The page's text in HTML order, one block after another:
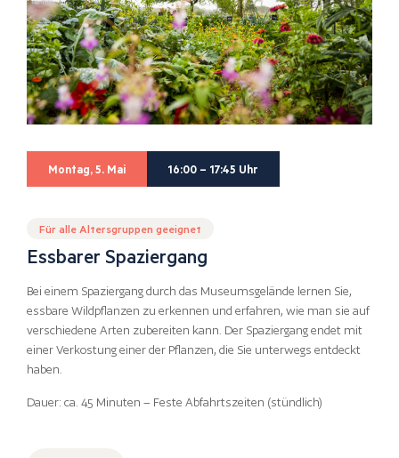
Montag, 5. Mai 16:00 – 17:45 Uhr
Für alle Altersgruppen geeignet
Essbarer Spaziergang
Bei einem Spaziergang durch das Museumsgelände lernen Sie,
essbare Wildpflanzen zu erkennen und erfahren, wie man sie auf
verschiedene Arten zubereiten kann. Der Spaziergang endet mit
einer Verkostung einer der Pflanzen, die Sie unterwegs entdeckt
haben.
Dauer: ca. 45 Minuten – Feste Abfahrtszeiten (stündlich)